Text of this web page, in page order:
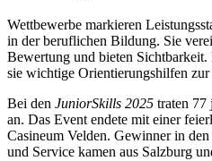
Wettbewerbe markieren
in der beruflichen Bildung. Sie
Bewertung und bieten
sie wichtige Orientierungshilfen
Bei den JuniorSkills 2025 traten 77
an. Das Event endete mit einer
Casineum Velden. Gewinner in
und Service kamen aus Salzburg